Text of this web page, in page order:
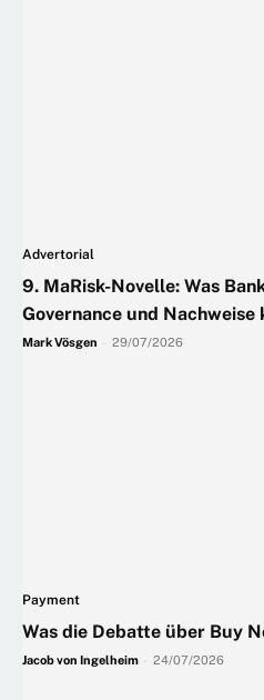
Advertorial
9. MaRisk-Novelle: Was
Governance und
Mark Vösgen 29/07/2026
Payment
Was die Debatte über Buy
Jacob von Ingelheim 24/07/2026